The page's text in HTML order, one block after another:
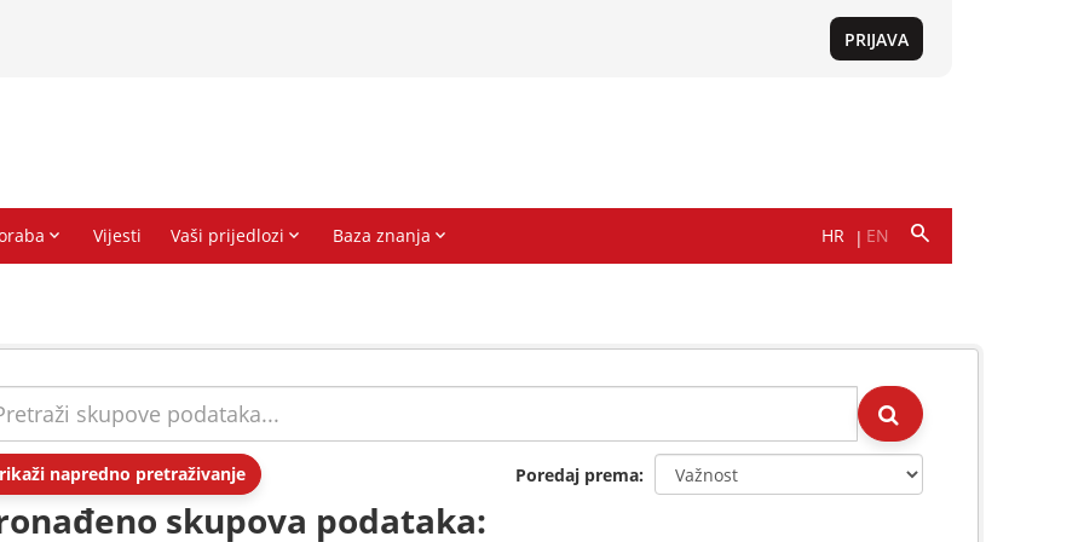
napredno pretraživanje Poredaj prema
skupova podataka: